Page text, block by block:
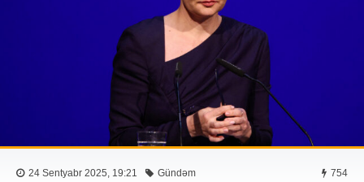
24 Sentyabr 2025, 19:21 Gündəm 754